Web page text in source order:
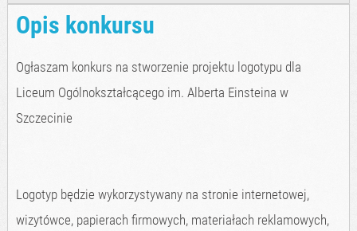
Opis konkursu
Ogłaszam konkurs na stworzenie projektu logotypu dla
Liceum Ogólnokształcącego im. Alberta Einsteina w
Szczecinie
Logotyp będzie wykorzystywany na stronie internetowej,
wizytówce, papierach firmowych, materiałach reklamowych,